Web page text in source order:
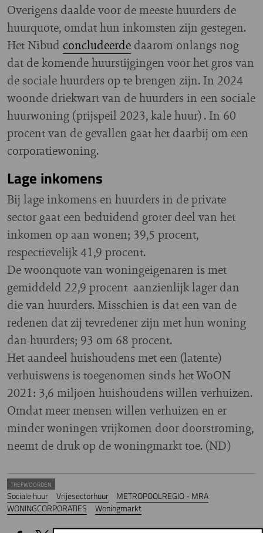
Overigens daalde voor de meeste huurders de
huurquote, omdat hun inkomsten zijn gestegen.
Het Nibud concludeerde daarom onlangs nog
dat de komende huurstijgingen voor het gros van
de sociale huurders op te brengen zijn. In 2024
woonde driekwart van de huurders in een sociale
huurwoning (prijspeil 2023, kale huur) . In 60
procent van de gevallen gaat het daarbij om een
corporatiewoning.
Lage inkomens
Bij lage inkomens en huurders in de private
sector gaat een beduidend groter deel van het
inkomen op aan wonen; 39,5 procent,
respectievelijk 41,9 procent.
De woonquote van woningeigenaren is met
gemiddeld 22,9 procent aanzienlijk lager dan
die van huurders. Misschien is dat een van de
redenen dat zij tevredener zijn met hun woning
dan huurders; 93 om 68 procent.
Het aandeel huishoudens met een (latente)
verhuiswens is toegenomen sinds het WoON
2021: 3,6 miljoen huishoudens willen verhuizen.
Omdat meer mensen willen verhuizen en er
minder woningen vrijkomen door doorstroming,
neemt de druk op de woningmarkt toe. (ND)
TREFWOORDEN
Sociale huur Vrijesectorhuur
METROPOOLREGIO - MRA
WONINGCORPORATIES
Woningmarkt